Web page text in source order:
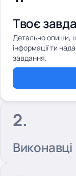
Твоє
Детально опиши,
інформації ти
завдання.
Виконавці